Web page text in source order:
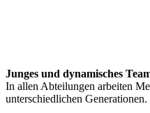
Junges und dynamisches
In allen Abteilungen arbeiten
unterschiedlichen Generationen.